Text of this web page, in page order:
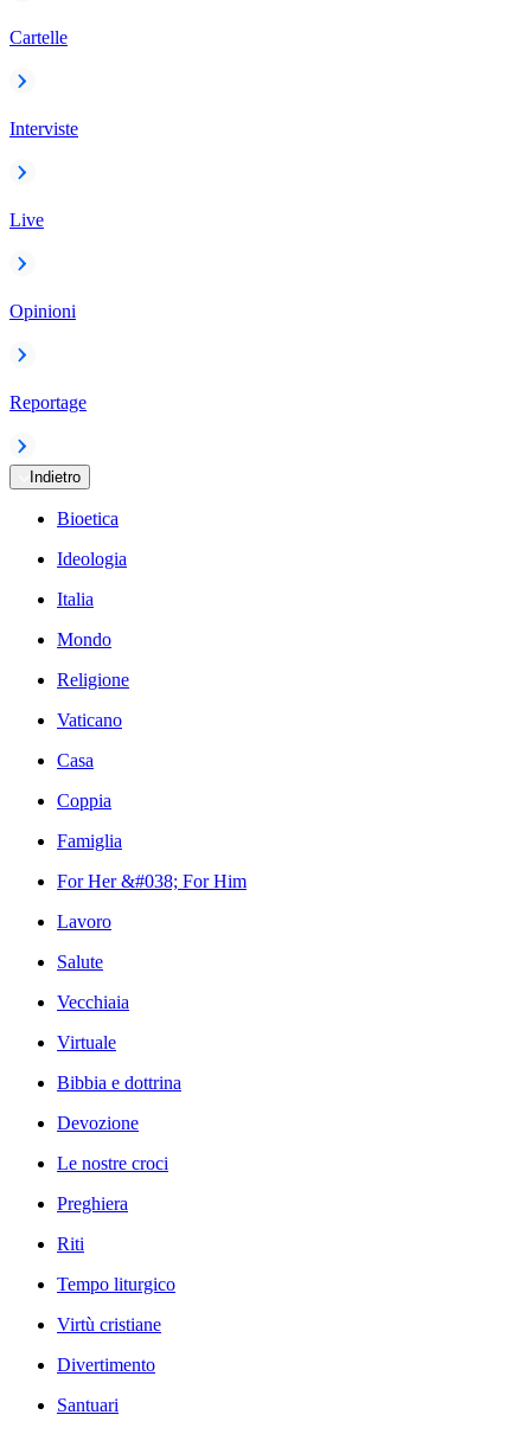
Cartelle
Interviste
Live
Opinioni
Reportage
Indietro
Bioetica
Ideologia
Italia
Mondo
Religione
Vaticano
Casa
Coppia
Famiglia
For Her &#038; For Him
Lavoro
Salute
Vecchiaia
Virtuale
Bibbia e dottrina
Devozione
Le nostre croci
Preghiera
Riti
Tempo liturgico
Virtù cristiane
Divertimento
Santuari